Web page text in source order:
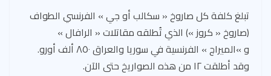
تبلغ كلفة كل صاروخ « سكالب أو جي » الفرنسي الطواف
(صاروخ « كروز ») الذي تُطلقه مقاتلات « الرافال »
و »الميراج » الفرنسية في سوريا والعراق ٨٥٠ ألف أورو.
وقد أطلقت ١٢ من هذه الصواريخ حتى الآن.